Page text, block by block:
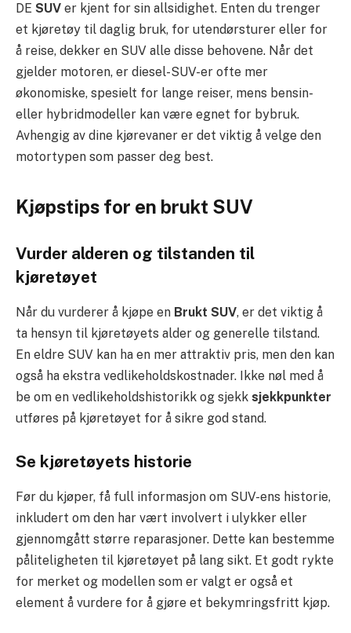
DE SUV er kjent for sin allsidighet. Enten du trenger
et kjøretøy til daglig bruk, for utendørsturer eller for
å reise, dekker en SUV alle disse behovene. Når det
gjelder motoren, er diesel-SUV-er ofte mer
økonomiske, spesielt for lange reiser, mens bensin-
eller hybridmodeller kan være egnet for bybruk.
Avhengig av dine kjørevaner er det viktig å velge den
motortypen som passer deg best.
Kjøpstips for en brukt SUV
Vurder alderen og tilstanden til
kjøretøyet
Når du vurderer å kjøpe en Brukt SUV, er det viktig å
ta hensyn til kjøretøyets alder og generelle tilstand.
En eldre SUV kan ha en mer attraktiv pris, men den kan
også ha ekstra vedlikeholdskostnader. Ikke nøl med å
be om en vedlikeholdshistorikk og sjekk sjekkpunkter
utføres på kjøretøyet for å sikre god stand.
Se kjøretøyets historie
Før du kjøper, få full informasjon om SUV-ens historie,
inkludert om den har vært involvert i ulykker eller
gjennomgått større reparasjoner. Dette kan bestemme
påliteligheten til kjøretøyet på lang sikt. Et godt rykte
for merket og modellen som er valgt er også et
element å vurdere for å gjøre et bekymringsfritt kjøp.